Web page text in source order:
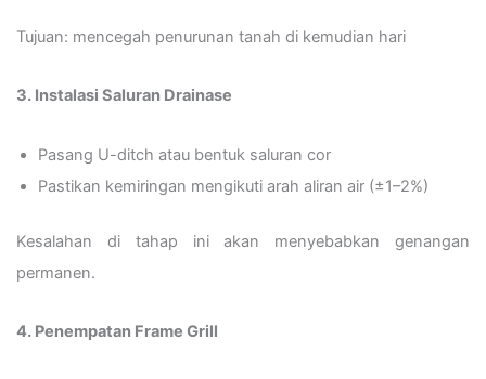
Tujuan: mencegah penurunan tanah di kemudian hari
3. Instalasi Saluran Drainase
Pasang U-ditch atau bentuk saluran cor
Pastikan kemiringan mengikuti arah aliran air (±1–2%)
Kesalahan di tahap ini akan menyebabkan genangan
permanen.
4. Penempatan Frame Grill